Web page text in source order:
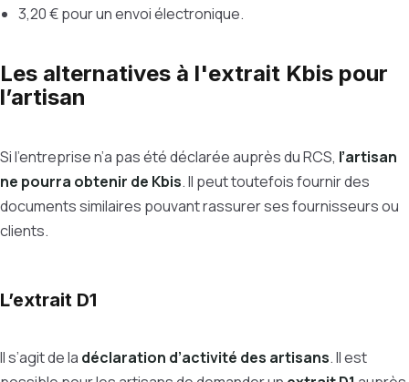
3,20 € pour un envoi électronique.
Les alternatives à l'extrait Kbis pour
l’artisan
Si l’entreprise n’a pas été déclarée auprès du RCS, l’artisan
ne pourra obtenir de Kbis. Il peut toutefois fournir des
documents similaires pouvant rassurer ses fournisseurs ou
clients.
L’extrait D1
Il s’agit de la déclaration d’activité des artisans. Il est